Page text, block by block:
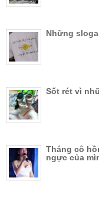
Những
Sốt rét vì
Tháng cô
ngực của